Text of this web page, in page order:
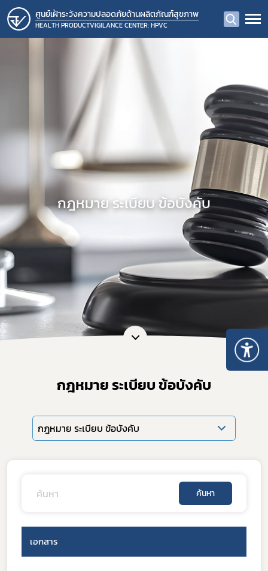
ศูนย์เฝ้าระวังความปลอดภัยด้านผลิตภัณฑ์สุขภาพ
HEALTH PRODUCTVIGILANCE CENTER: HPVC
กฎหมาย ระเบียบ ข้อบังคับ
กฎหมาย ระเบียบ ข้อบังคับ
กฎหมาย ระเบียบ ข้อบังคับ
ค้นหา
เอกสาร